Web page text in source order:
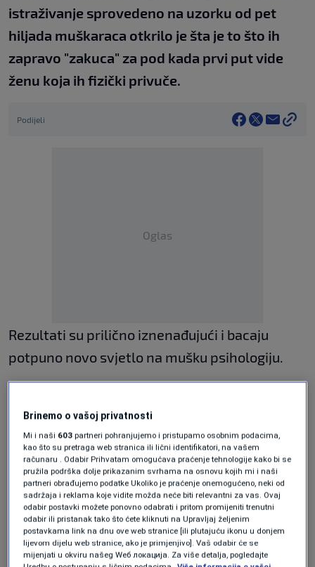
istraživanje sprovedeno na uzorku od pet
hiljada muškaraca otkrilo je šta je to što ih
zapravo "zakuca" za pod kada prvi put vide
ženu koja ih fizički privuče.
Podijeli
Oglas
Rezultati su prilično iznenađujući i bacaju
potpuno novo svjetlo na mušku psihologiju.
grudi i zadnjica?
Iako decenijama vlada mišljenje da su obline
ključne,zadnjicase na ovoj listi našla tek na
skromnom8. mjestu. Čak su igrudi, koje su
uvijek u vrhu fantazija, zauzele tek3. mjesto
Muškarci su priznali da, iako primijete ove
Brinemo o vašoj privatnosti
Mi i naši 603 partneri pohranjujemo i pristupamo osobnim podacima,
kao što su pretraga web stranica ili lični identifikatori, na vašem
računaru . Odabir Prihvatam omogućava praćenje tehnologije kako bi se
pružila podrška dolje prikazanim svrhama na osnovu kojih mi i naši
partneri obrađujemo podatke Ukoliko je praćenje onemogućeno, neki od
sadržaja i reklama koje vidite možda neće biti relevantni za vas. Ovaj
odabir postavki možete ponovno odabrati i pritom promijeniti trenutni
odabir ili pristanak tako što ćete kliknuti na Upravljaj željenim
postavkama link na dnu ove web stranice [ili plutajuću ikonu u donjem
lijevom dijelu web stranice, ako je primjenjivo]. Vaš odabir će se
mijenjati u okviru našeg Wеб локација. Za više detalja, pogledajte